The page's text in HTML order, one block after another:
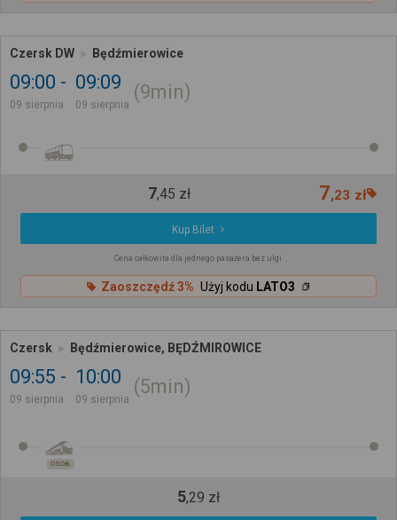
Czersk DW Będźmierowice
09:00
09 sierpnia
09:09
09 sierpnia
9min
7,45 zł 7,23 zł
Kup Bilet
Cena całkowita dla jednego pasażera bez ulgi
Zaoszczędź 3% Użyj kodu LATO3
Czersk Będźmierowice, BĘDŹMIROWICE
09:55
09 sierpnia
10:00
09 sierpnia
5min
OSOB.
5,29 zł